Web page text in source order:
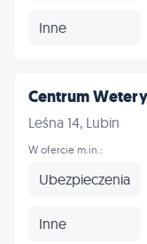
Inne
Centrum
Leśna 14, Lubin
W ofercie m.in.:
Ubezpieczenia
Inne